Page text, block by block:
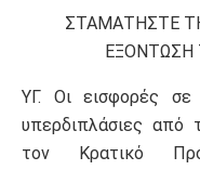
ΣΤΑΜΑΤΗΣΤΕ
ΕΞΟΝΤΩΣΗ
ΥΓ. Οι εισφορές σε
υπερδιπλάσιες από
τον Κρατικό